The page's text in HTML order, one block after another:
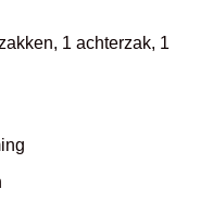
1 achterzak, 1